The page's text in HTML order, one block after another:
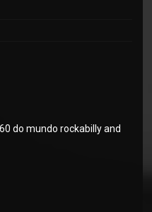
do mundo rockabilly and